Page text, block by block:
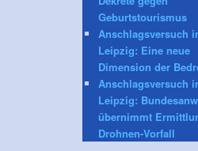
Geburtstourismus
Anschlagsversuch
Leipzig: Eine neue
Dimension der
Anschlagsversuch
Leipzig:
übernimmt
Drohnen-Vorfall